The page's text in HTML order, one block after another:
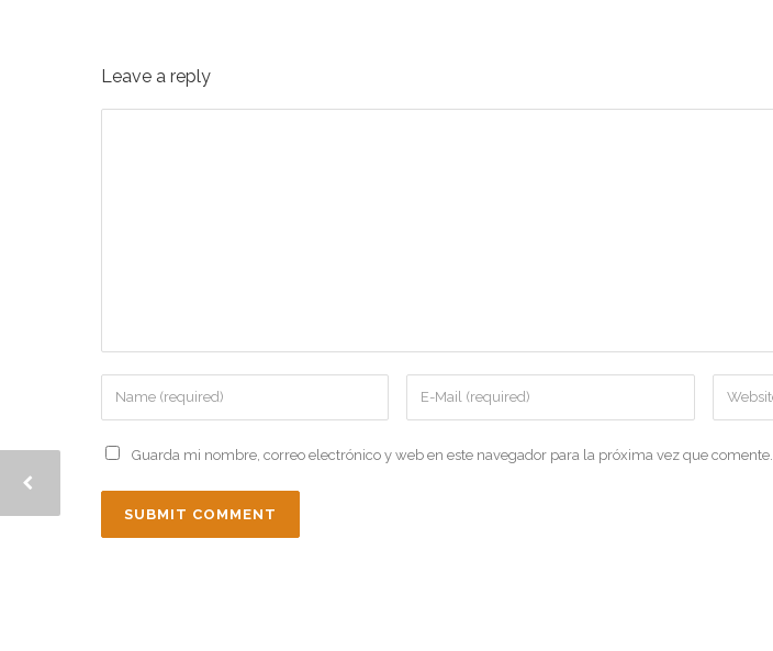
Leave a reply
Guarda mi nombre, correo electrónico y web en este navegador para la próxima vez que comente.